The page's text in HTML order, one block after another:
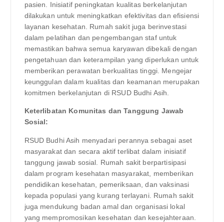
pasien. Inisiatif peningkatan kualitas berkelanjutan
dilakukan untuk meningkatkan efektivitas dan efisiensi
layanan kesehatan. Rumah sakit juga berinvestasi
dalam pelatihan dan pengembangan staf untuk
memastikan bahwa semua karyawan dibekali dengan
pengetahuan dan keterampilan yang diperlukan untuk
memberikan perawatan berkualitas tinggi. Mengejar
keunggulan dalam kualitas dan keamanan merupakan
komitmen berkelanjutan di RSUD Budhi Asih.
Keterlibatan Komunitas dan Tanggung Jawab
Sosial:
RSUD Budhi Asih menyadari perannya sebagai aset
masyarakat dan secara aktif terlibat dalam inisiatif
tanggung jawab sosial. Rumah sakit berpartisipasi
dalam program kesehatan masyarakat, memberikan
pendidikan kesehatan, pemeriksaan, dan vaksinasi
kepada populasi yang kurang terlayani. Rumah sakit
juga mendukung badan amal dan organisasi lokal
yang mempromosikan kesehatan dan kesejahteraan.